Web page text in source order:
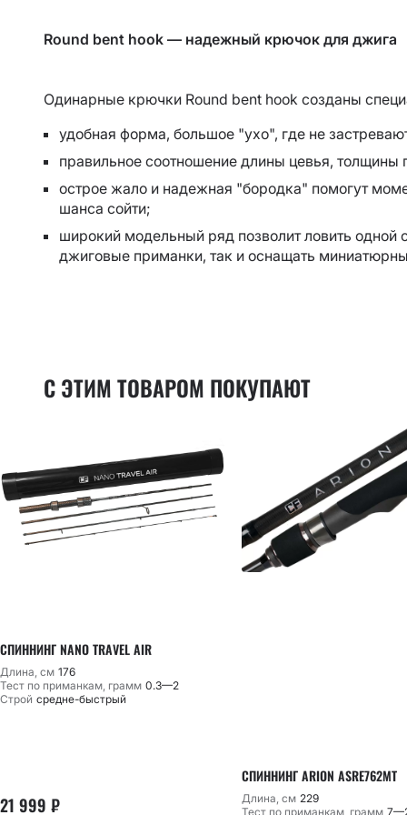
Tough
Vibro fat
Vibro worm
Whitebait
INSPIRE
Optimus
Perfect JIG
Versus
Round bent hook — надежный крючок для джига
Одинарные крючки Round bent hook созданы
удобная форма, большое "ухо", где не
правильное соотношение длины цевья,
острое жало и надежная "бородка" помогут
шанса сойти;
широкий модельный ряд позволит ловить одной
джиговые приманки, так и оснащать
С ЭТИМ ТОВАРОМ ПОКУПАЮТ
СПИННИНГ NANO TRAVEL AIR
Длина, см 176
Тест по приманкам, грамм 0.3—2
Строй средне-быстрый
21 999 ₽
СПИННИНГ ARION ASRE762MT
Длина, см 229
Тест по приманкам, грамм